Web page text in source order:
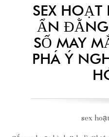
SEX
ẨN
SỐ MAY
PHÁ Ý
sex